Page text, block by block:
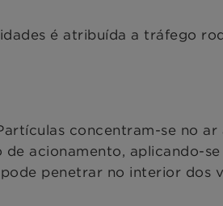
é atribuída a tráfego
concentram-se no
acionamento, aplicando-
penetrar no interior dos